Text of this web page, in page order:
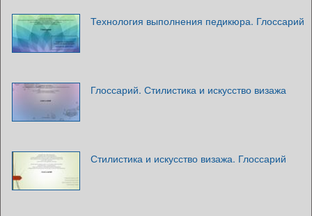
Технология выполнения педикюра. Глоссарий
Глоссарий. Стилистика и искусство визажа
Стилистика и искусство визажа. Глоссарий